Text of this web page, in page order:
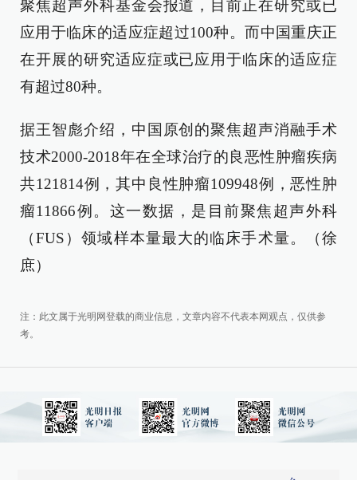
聚焦超声外科基金会报道，目前正在研究或已
应用于临床的适应症超过100种。而中国重庆正
在开展的研究适应症或已应用于临床的适应症
有超过80种。
据王智彪介绍，中国原创的聚焦超声消融手术
技术2000-2018年在全球治疗的良恶性肿瘤疾病
共121814例，其中良性肿瘤109948例，恶性肿
瘤11866例。这一数据，是目前聚焦超声外科
（FUS）领域样本量最大的临床手术量。（徐
庶）
注：此文属于光明网登载的商业信息，文章内容不代表本网观点，仅供参
考。